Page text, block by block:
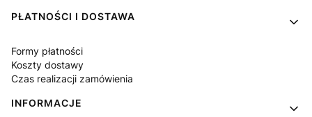
PŁATNOŚCI I DOSTAWA
Formy płatności
Koszty dostawy
Czas realizacji zamówienia
INFORMACJE